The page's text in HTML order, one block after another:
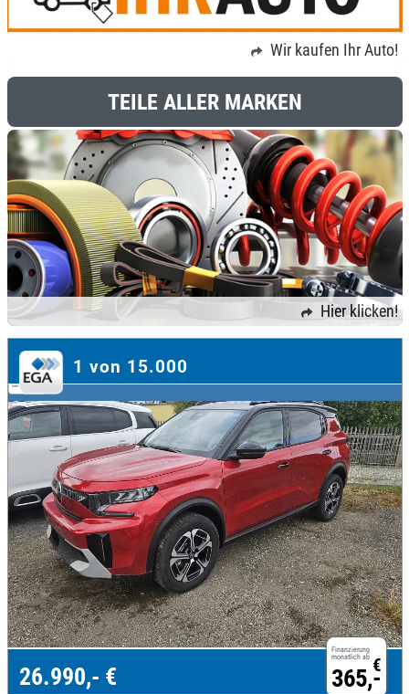
Wir kaufen Ihr Auto!
TEILE ALLER MARKEN
Hier klicken!
1 von 15.000
Finanzierung
monatlich ab €
365,-
26.990,- €